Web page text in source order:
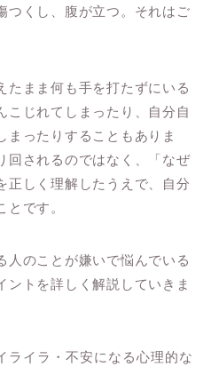
つくし、腹が立つ。それはご
たまま何も手を打たずにいる
こじれてしまったり、自分自
まったりすることもありま
回されるのではなく、「なぜ
正しく理解したうえで、自分
です。
人のことが嫌いで悩んでいる
ントを詳しく解説していきま
ライラ・不安になる心理的な